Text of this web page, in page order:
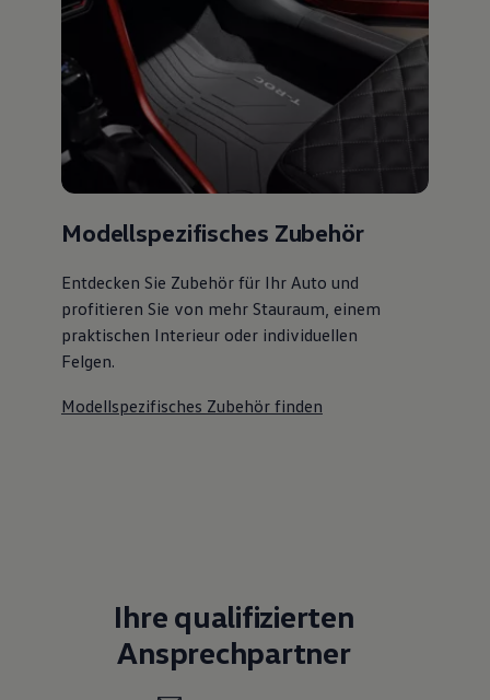
Modellspezifisches Zubehör
Entdecken Sie Zubehör für Ihr Auto und
profitieren Sie von mehr Stauraum, einem
praktischen Interieur oder individuellen
Felgen.
Modellspezifisches Zubehör finden
Ihre qualifizierten
Ansprechpartner